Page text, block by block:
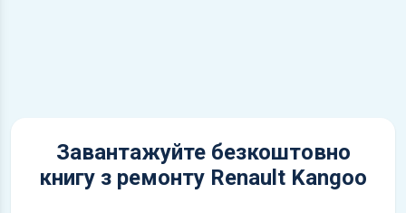
Завантажуйте безкоштовно
книгу з ремонту Renault Kangoo